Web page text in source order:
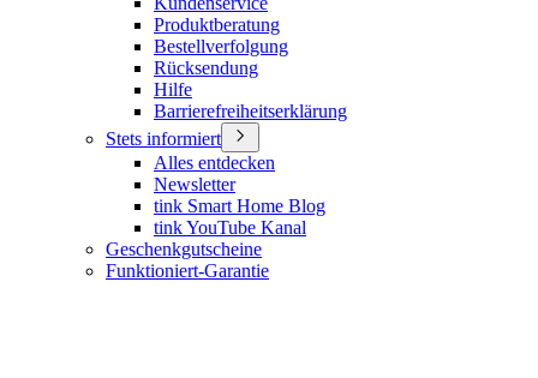
Produktberatung
Bestellverfolgung
Rücksendung
Hilfe
Barrierefreiheitserklärung
Stets informiert
Alles entdecken
Newsletter
tink Smart Home Blog
tink YouTube Kanal
Geschenkgutscheine
Funktioniert-Garantie